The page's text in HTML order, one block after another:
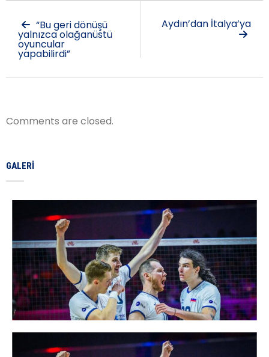
“Bu geri dönüşü
yalnızca olağanüstü
oyuncular
yapabilirdi”
Aydın’dan İtalya’ya
Comments are closed.
GALERI